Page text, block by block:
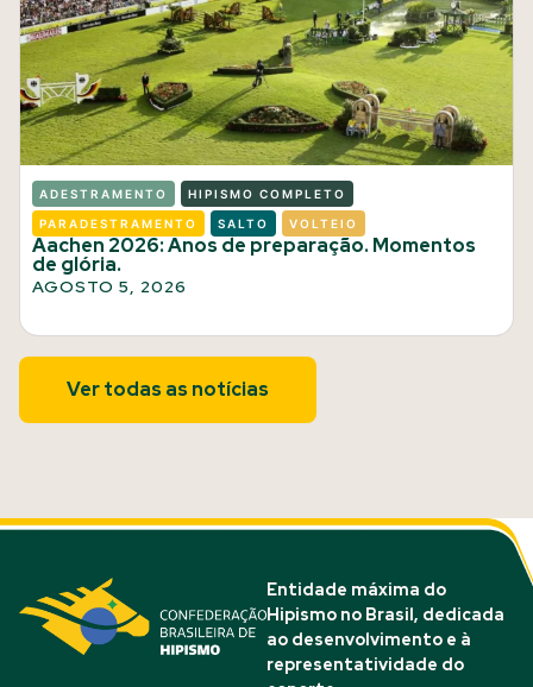
ADESTRAMENTO HIPISMO COMPLETO
PARADESTRAMENTO SALTO VOLTEIO
Aachen 2026: Anos de preparação. Momentos
de glória.
AGOSTO 5, 2026
Ver todas as notícias
Entidade máxima do
Hipismo no Brasil, dedicada
ao desenvolvimento e à
representatividade do